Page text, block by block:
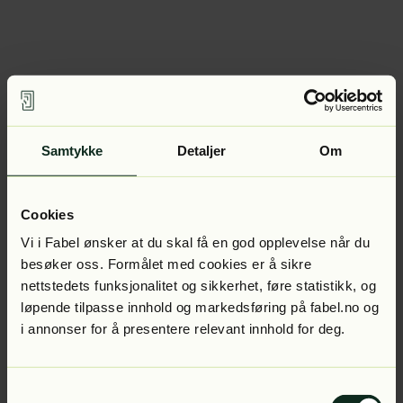
Samtykke Detaljer Om
Cookies
Vi i Fabel ønsker at du skal få en god opplevelse når du
besøker oss. Formålet med cookies er å sikre
nettstedets funksjonalitet og sikkerhet, føre statistikk, og
løpende tilpasse innhold og markedsføring på fabel.no og
i annonser for å presentere relevant innhold for deg.